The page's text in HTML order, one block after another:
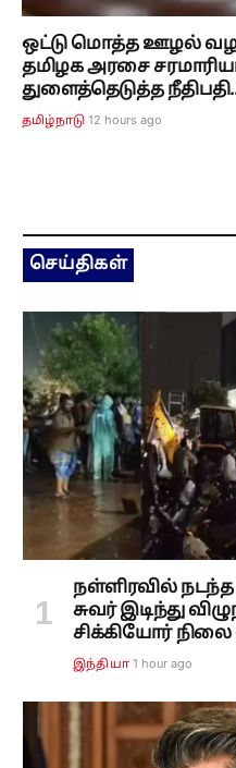
ஒட்டு மொத்த ஊழல்
தமிழக அரசை
துளைத்தெடுத்த
தமிழ்நாடு 12 hours ago
செய்திகள்
நள்ளிரவில் நடந்த
சுவர் இடிந்து
சிக்கியோர்
இந்தியா 1 hour ago